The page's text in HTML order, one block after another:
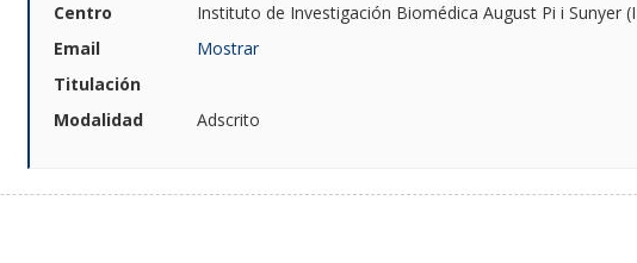
Centro
Instituto de Investigación Biomédica August Pi i Sunyer
Email
Mostrar
Titulación
Modalidad
Adscrito